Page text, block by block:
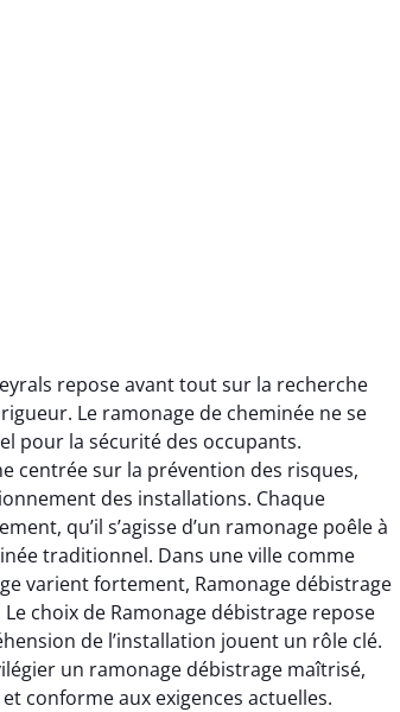
repose avant tout sur la recherche
Le ramonage de cheminée ne se
pour la sécurité des occupants.
centrée sur la prévention des risques,
des installations. Chaque
qu’il s’agisse d’un ramonage poêle à
traditionnel. Dans une ville comme
varient fortement, Ramonage débistrage
choix de Ramonage débistrage repose
de l’installation jouent un rôle clé.
un ramonage débistrage maîtrisé,
conforme aux exigences actuelles.